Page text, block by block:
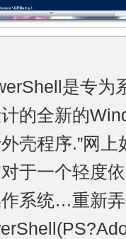
是专为
计的全新的
壳程序.”网
于一个轻度
系统…重新